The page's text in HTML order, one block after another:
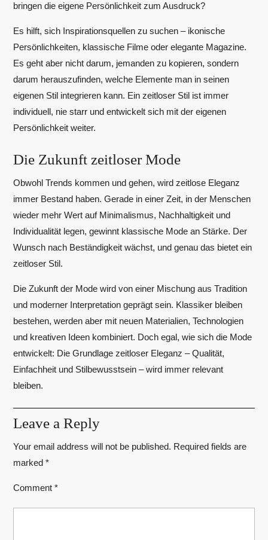
bringen die eigene Persönlichkeit zum Ausdruck?
Es hilft, sich Inspirationsquellen zu suchen – ikonische
Persönlichkeiten, klassische Filme oder elegante Magazine.
Es geht aber nicht darum, jemanden zu kopieren, sondern
darum herauszufinden, welche Elemente man in seinen
eigenen Stil integrieren kann. Ein zeitloser Stil ist immer
individuell, nie starr und entwickelt sich mit der eigenen
Persönlichkeit weiter.
Die Zukunft zeitloser Mode
Obwohl Trends kommen und gehen, wird zeitlose Eleganz
immer Bestand haben. Gerade in einer Zeit, in der Menschen
wieder mehr Wert auf Minimalismus, Nachhaltigkeit und
Individualität legen, gewinnt klassische Mode an Stärke. Der
Wunsch nach Beständigkeit wächst, und genau das bietet ein
zeitloser Stil.
Die Zukunft der Mode wird von einer Mischung aus Tradition
und moderner Interpretation geprägt sein. Klassiker bleiben
bestehen, werden aber mit neuen Materialien, Technologien
und kreativen Ideen kombiniert. Doch egal, wie sich die Mode
entwickelt: Die Grundlage zeitloser Eleganz – Qualität,
Einfachheit und Stilbewusstsein – wird immer relevant
bleiben.
Leave a Reply
Your email address will not be published. Required fields are
marked *
Comment *